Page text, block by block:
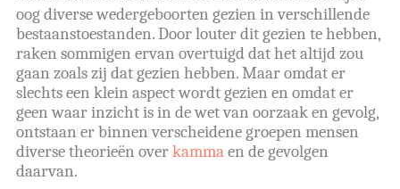
oog diverse wedergeboorten gezien in verschillende
bestaanstoestanden. Door louter dit gezien te hebben,
raken sommigen ervan overtuigd dat het altijd zou
gaan zoals zij dat gezien hebben. Maar omdat er
slechts een klein aspect wordt gezien en omdat er
geen waar inzicht is in de wet van oorzaak en gevolg,
ontstaan er binnen verscheidene groepen mensen
diverse theorieën overkammaen de gevolgen
daarvan.